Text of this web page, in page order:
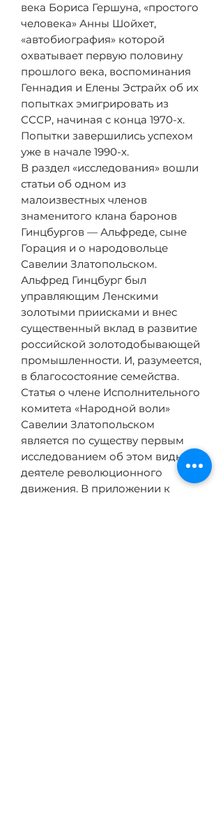
века Бориса Гершуна, «простого
человека» Анны Шойхет,
«автобиография» которой
охватывает первую половину
прошлого века, воспоминания
Геннадия и Елены Эстрайх об их
попытках эмигрировать из
СССР, начиная с конца 1970-х.
Попытки завершились успехом
уже в начале 1990-х.
В раздел «исследования» вошли
статьи об одном из
малоизвестных членов
знаменитого клана баронов
Гинцбургов — Альфреде, сыне
Горация и о народовольце
Савелии Златопольском.
Альфред Гинцбург был
управляющим Ленскими
золотыми приисками и внес
существенный вклад в развитие
российской золотодобывающей
промышленности. И, разумеется,
в благосостояние семейства.
Статья о члене Исполнительного
комитета «Народной воли»
Савелии Златопольском
является по существу первым
исследованием об этом видном
деятеле революционного
движения. В приложении к